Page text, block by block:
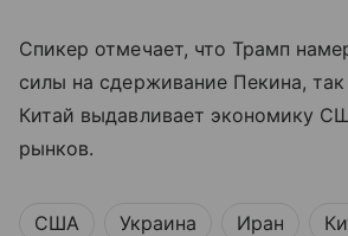
Спикер отмечает, что Трамп
силы на сдерживание Пекина,
Китай выдавливает экономику
рынков.
США Украина Иран